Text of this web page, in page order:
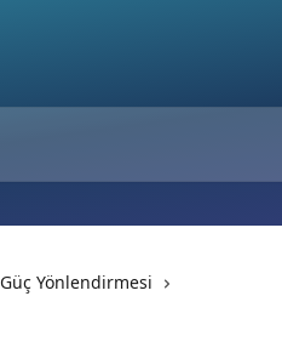
Güç Yönlendirmesi